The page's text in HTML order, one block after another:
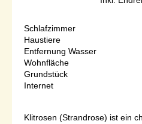
Schlafzimmer
Haustiere
Entfernung Wasser
Wohnfläche
Grundstück
Internet
Klitrosen (Strandrose) ist ein